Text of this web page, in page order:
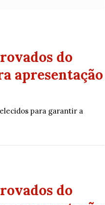
do
apresentação
para garantir a
do